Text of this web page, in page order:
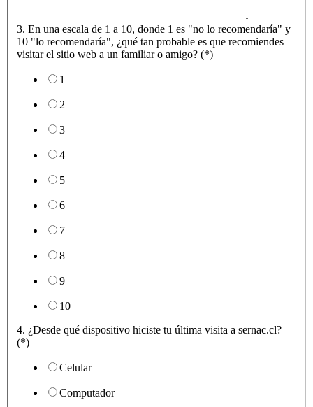
3. En una escala de 1 a 10, donde 1 es "no lo recomendaría" y
10 "lo recomendaría", ¿qué tan probable es que recomiendes
visitar el sitio web a un familiar o amigo? (*)
1
2
3
4
5
6
7
8
9
10
4. ¿Desde qué dispositivo hiciste tu última visita a sernac.cl?
(*)
Celular
Computador